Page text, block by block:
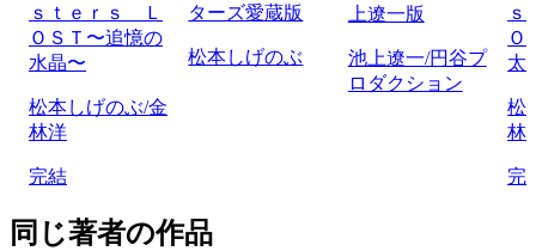
ｓｔｅｒｓ Ｌ
ＯＳＴ〜追憶の
水晶〜
松本しげのぶ/金
林洋
完結
ターズ愛蔵版
松本しげのぶ
上遼一版
池上遼一/円谷プ
ロダクション
Ｏ
太
松
林
完
同じ著者の作品